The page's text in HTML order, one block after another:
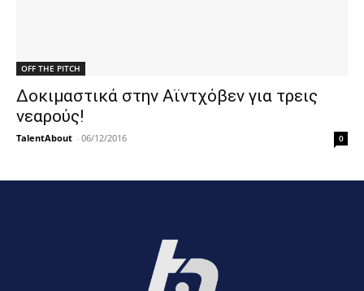
OFF THE PITCH
Δοκιμαστικά στην Αϊντχόβεν για τρεις
νεαρούς!
TalentAbout - 06/12/2016 0